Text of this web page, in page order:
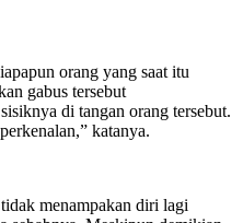
orang yang saat itu
gabus tersebut
di tangan orang tersebut.
katanya.
menampakan diri lagi